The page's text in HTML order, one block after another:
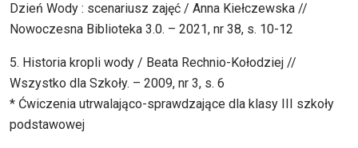
Dzień Wody : scenariusz zajęć / Anna Kiełczewska //
Nowoczesna Biblioteka 3.0. – 2021, nr 38, s. 10-12
5. Historia kropli wody / Beata Rechnio-Kołodziej //
Wszystko dla Szkoły. – 2009, nr 3, s. 6
* Ćwiczenia utrwalająco-sprawdzające dla klasy III szkoły
podstawowej